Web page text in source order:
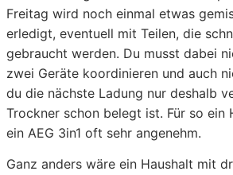
Freitag wird noch einmal etwas
erledigt, eventuell mit Teilen, die
gebraucht werden. Du musst dabei
zwei Geräte koordinieren und auch
du die nächste Ladung nur deshalb
Trockner schon belegt ist. Für so ein
ein AEG 3in1 oft sehr angenehm.
Ganz anders wäre ein Haushalt mit